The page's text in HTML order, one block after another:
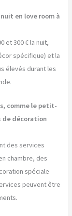
en love room à
et 300 € la nuit,
spécifique) et la
élevés durant les
comme le petit-
de décoration
des services
chambre, des
spéciale
peuvent être